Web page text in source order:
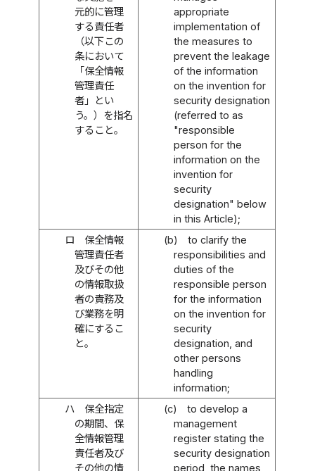
元的に管理
する責任者
（以下この
条において
「保全情報
管理責任
者」とい
う。）を指名
すること。
appropriate
implementation of
the measures to
prevent the leakage
of the information
on the invention for
security designation
(referred to as
"responsible
person for the
information on the
invention for
security
designation" below
in this Article);
ロ
保全情報
管理責任者
及びその他
の情報取扱
者の責務及
び業務を明
確にするこ
と。
(b)
to clarify the
responsibilities and
duties of the
responsible person
for the information
on the invention for
security
designation, and
other persons
handling
information;
ハ
保全指定
の期間、保
全情報管理
責任者及び
その他の情
(c)
to develop a
management
register stating the
security designation
period, the names